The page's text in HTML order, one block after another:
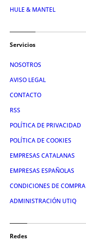
HULE & MANTEL
Servicios
NOSOTROS
AVISO LEGAL
CONTACTO
RSS
POLÍTICA DE PRIVACIDAD
POLÍTICA DE COOKIES
EMPRESAS CATALANAS
EMPRESAS ESPAÑOLAS
CONDICIONES DE COMPRA
ADMINISTRACIÓN UTIQ
Redes